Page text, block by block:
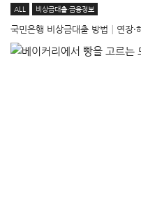
ALL 비상금대출·금융정보
국민은행 비상금대출 방법│연장·